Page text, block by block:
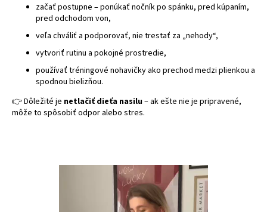
začať postupne – ponúkať nočník po spánku, pred kúpaním,
pred odchodom von,
veľa chváliť a podporovať, nie trestať za „nehody“,
vytvoriť rutinu a pokojné prostredie,
používať tréningové nohavičky ako prechod medzi plienkou a
spodnou bielizňou.
👉 Dôležité je netlačiť dieťa nasilu– ak ešte nie je pripravené,
môže to spôsobiť odpor alebo stres.